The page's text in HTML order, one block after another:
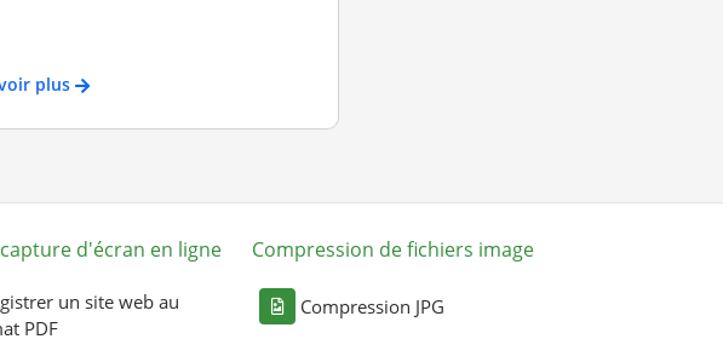
plus
d'écran en ligne
un site web au
PDF
Compression de fichiers image
Compression JPG